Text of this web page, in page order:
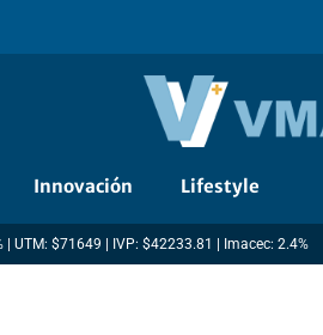
Innovación Lifestyle
UTM: $71649 | IVP: $42233.81 | Imacec: 2.4%